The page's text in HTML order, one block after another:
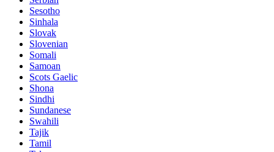
Sesotho
Sinhala
Slovak
Slovenian
Somali
Samoan
Scots Gaelic
Shona
Sindhi
Sundanese
Swahili
Tajik
Tamil